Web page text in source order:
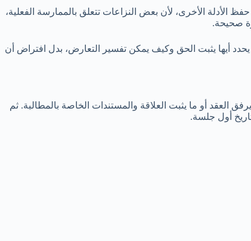
الأدلة الأخرى، لأن بعض النزاعات تتعلق بالممارسة الفعلية،
صحيحة.
يحدد أيها يثبت الحق وكيف يمكن تفسير التعارض، بدل افتراض أن
العقد أو ما يثبت العلاقة والمستندات الخاصة بالمطالبة. ثم